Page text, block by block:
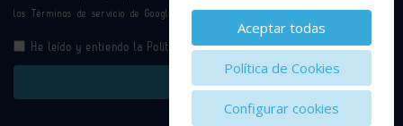
los Términos de servicio de Google.
He leído y entiendo la Política de Privacidad
Enviar
Aceptar todas
Política de Cookies
Configurar cookies